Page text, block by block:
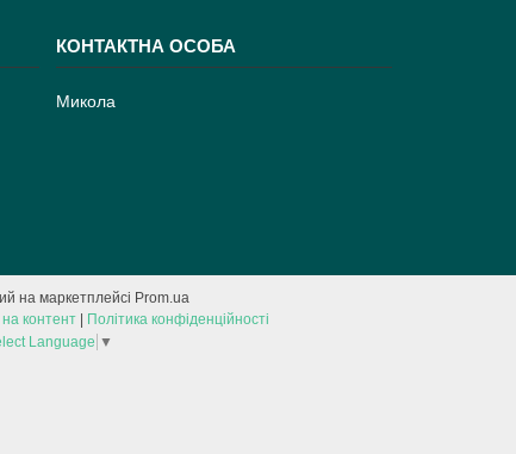
Микола
на маркетплейсі Prom.ua
контент
Політика конфіденційності
Language ▼